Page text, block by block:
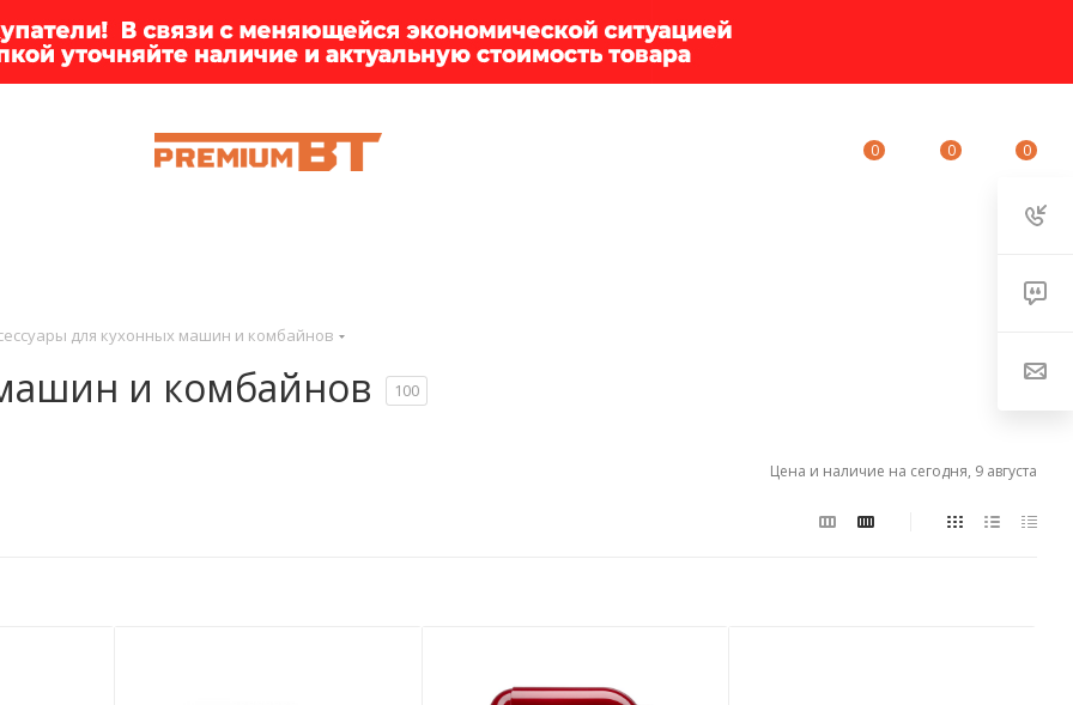
0 0 0
для кухонных машин и комбайнов
и комбайнов 100
Цена и наличие на сегодня, 9 августа